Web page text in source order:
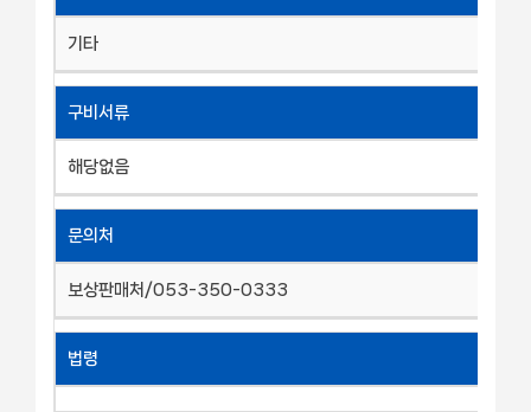
기타
구비서류
해당없음
문의처
보상판매처/053-350-0333
법령